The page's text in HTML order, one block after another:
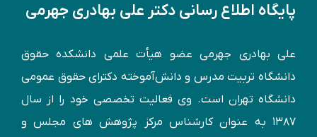
پایگاه اطلاع رسانی دکتر علی بهادری جهرمی
علی بهادری جهرمی عضو هیأت علمی دانشکده حقوق
دانشگاه تربیت مدرس و دانش‌آموخته دكترای حقوق عمومی
دانشگاه تهران است. وی فعالیت تخصصی خود را از سال
۱۳۸۷ به عنوان کارشناس مركز پژوهش های مجلس و